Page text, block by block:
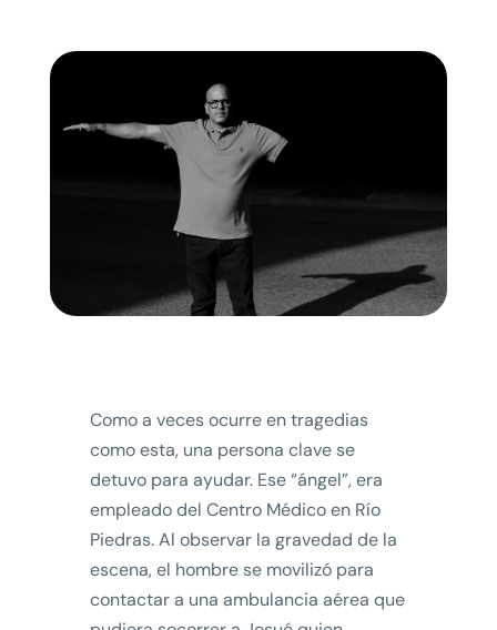
Como a veces ocurre en tragedias
como esta, una persona clave se
detuvo para ayudar. Ese “ángel”, era
empleado del Centro Médico en Río
Piedras. Al observar la gravedad de la
escena, el hombre se movilizó para
contactar a una ambulancia aérea que